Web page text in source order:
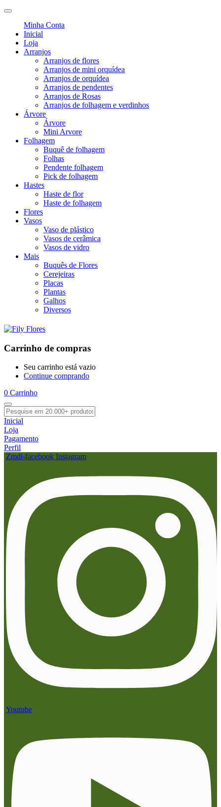
Minha Conta
Inicial
Loja
Arranjos
Arranjos de flores
Arranjos de mini orquídea
Arranjos de orquídea
Arranjos de pendentes
Arranjos de Rosas
Arranjos de folhagem e verdinhos
Árvore
Árvore
Mini Arvore
Folhagem
Buquê de folhagem
Folhas
Pendente folhagem
Pick de folhagem
Hastes
Haste de flor
Haste de folhagem
Flores
Vasos
Vaso de plástico
Vasos de cerâmica
Vasos de vidro
Mais
Buquês de Flores
Cerejeiras
Placas
Plantas
Galhos
Diversos
Carrinho de compras
Seu carrinho está vazio
Continue comprando
0 Carrinho
Inicial
Loja
Pagamento
Perfil
Zmdi-facebook Instagram
Youtube